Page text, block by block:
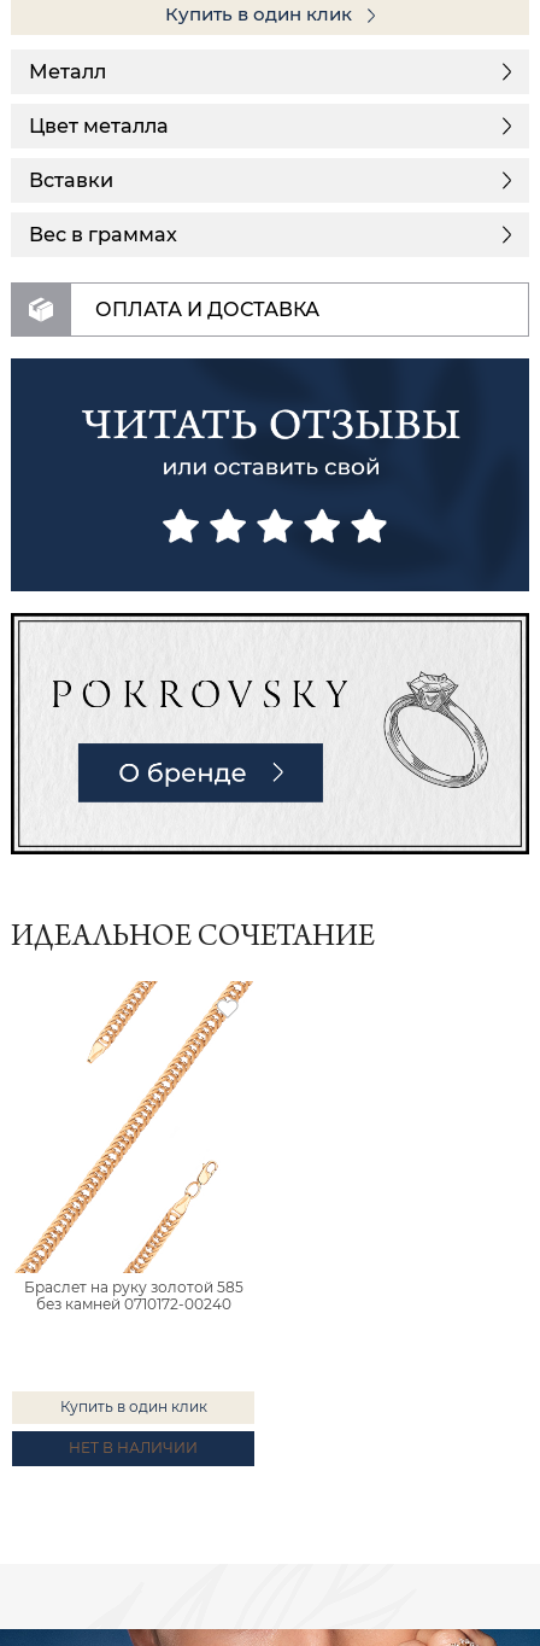
Купить в один клик
Металл
Цвет металла
Вставки
Вес в граммах
ОПЛАТА И ДОСТАВКА
ИДЕАЛЬНОЕ СОЧЕТАНИЕ
Браслет на руку золотой 585
без камней 0710172-00240
Купить в один клик
НЕТ В НАЛИЧИИ